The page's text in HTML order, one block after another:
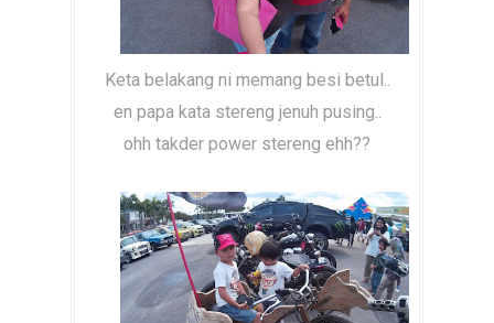
Keta belakang ni memang besi betul..
en papa kata stereng jenuh pusing..
ohh takder power stereng ehh??